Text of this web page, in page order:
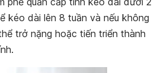
trị
kéo dài lên 8 tuần và nếu không
trở nặng hoặc tiến triển thành